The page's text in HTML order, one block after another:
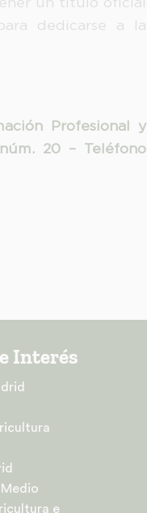
dedicarse a la
Profesional y
20 – Teléfono
Interés
e